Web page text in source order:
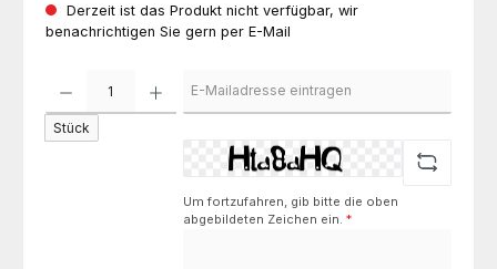
Derzeit ist das Produkt nicht verfügbar, wir
benachrichtigen Sie gern per E-Mail
Stück
Um fortzufahren, gib bitte die oben
abgebildeten Zeichen ein.*